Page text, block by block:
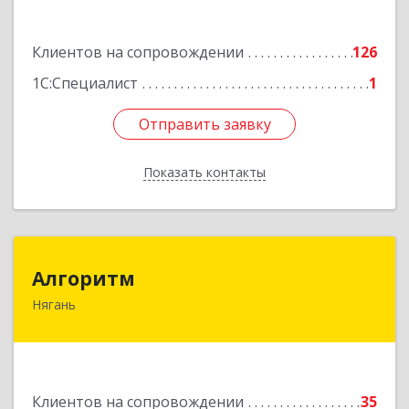
Клиентов на сопровождении
126
1С:Специалист
1
Отправить заявку
Показать контакты
Подробнее
Отправить заявку
Назад
Алгоритм
Нягань
Клиентов на сопровождении
35
628186, Ханты-Мансийский Автономный округ
Подробнее